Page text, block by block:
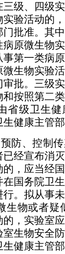
三级、四级
实验活动的
批准。 其
原微生物
第一类病
微生物实验
审批。 三级
和按照第二类
省级卫生健
健康主管
防、控制
已经宣布消
，应当经
国务院卫
。 拟从事
生物或者疑
，实验室
生物安全
生健康主管